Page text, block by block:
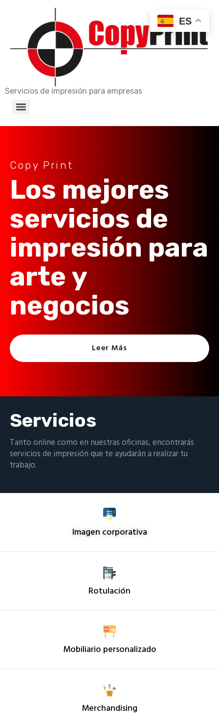
Servicios de impresión para empresas
Copy Print
Los mejores
servicios de
impresión para
arte y
negocios
Leer Más
Servicios
Tanto online como en nuestras oficinas, encontrarás
servicios de impresión que te ayudarán a realizar tu
trabajo.
Imagen corporativa
Rotulación
Mobiliario personalizado
Merchandising
ES